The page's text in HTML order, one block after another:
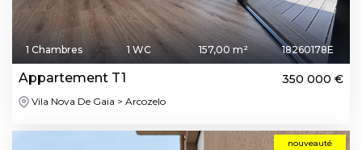
1 Chambres 1 WC 157,00 m² 18260178E
Appartement T1 350 000 €
Vila Nova De Gaia > Arcozelo
nouveauté